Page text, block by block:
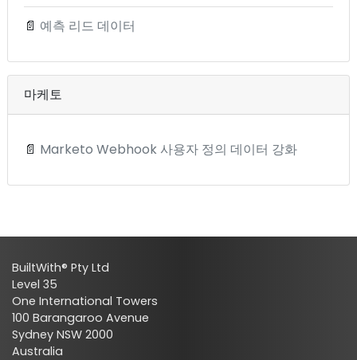
📄 예측 리드 데이터
마케토
📄 Marketo Webhook 사용자 정의 데이터 강화
BuiltWith® Pty Ltd
Level 35
One International Towers
100 Barangaroo Avenue
Sydney NSW 2000
Australia